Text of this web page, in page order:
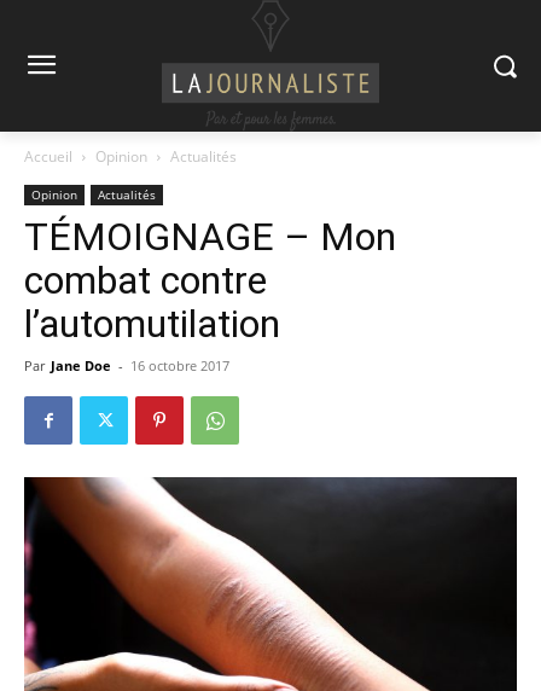
Accueil Opinion Actualités
Opinion Actualités
TÉMOIGNAGE – Mon
combat contre
l’automutilation
Par Jane Doe - 16 octobre 2017